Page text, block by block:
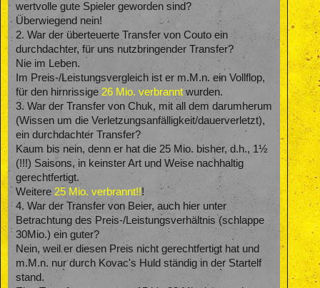
wertvolle gute Spieler geworden sind?
Überwiegend nein!
2. War der überteuerte Transfer von Couto ein
durchdachter, für uns nutzbringender Transfer?
Nie im Leben.
Im Preis-/Leistungsvergleich ist er m.M.n. ein Vollflop,
für den hirnrissige 26 Mio. verbrannt wurden.
3. War der Transfer von Chuk, mit all dem darumherum
(Wissen um die Verletzungsanfälligkeit/dauerverletzt),
ein durchdachter Transfer?
Kaum bis nein, denn er hat die 25 Mio. bisher, d.h., 1½
(!!!) Saisons, in keinster Art und Weise nachhaltig
gerechtfertigt.
Weitere 25 Mio. verbrannt!!!
4. War der Transfer von Beier, auch hier unter
Betrachtung des Preis-/Leistungsverhältnis (schlappe
30Mio.) ein guter?
Nein, weil er diesen Preis nicht gerechtfertigt hat und
m.M.n. nur durch Kovac's Huld ständig in der Startelf
stand.